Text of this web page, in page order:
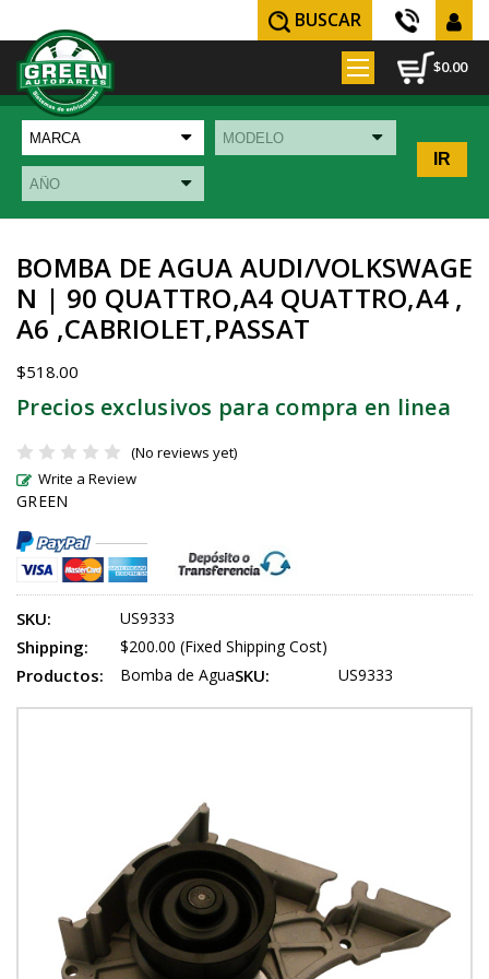
BUSCAR
$0.00
BOMBA DE AGUA AUDI/VOLKSWAGE
N | 90 QUATTRO,A4 QUATTRO,A4 ,
A6 ,CABRIOLET,PASSAT
$518.00
Precios exclusivos para compra en linea
(No reviews yet)
Write a Review
GREEN
SKU: US9333
Shipping: $200.00 (Fixed Shipping Cost)
Productos: Bomba de AguaSKU: US9333